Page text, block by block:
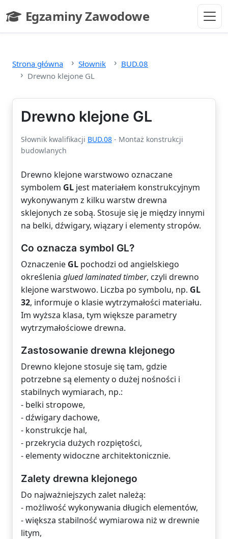
Egzaminy Zawodowe
- strona główna
Strona główna Słownik
BUD.08
Drewno klejone GL
Drewno klejone GL
Słownik kwalifikacji BUD.08 - Montaż konstrukcji
budowlanych
Drewno klejone warstwowo oznaczane
symbolem GL jest materiałem konstrukcyjnym
wykonywanym z kilku warstw drewna
sklejonych ze sobą. Stosuje się je między innymi
na belki, dźwigary, wiązary i elementy stropów.
Co oznacza symbol GL?
Oznaczenie GL pochodzi od angielskiego
określenia glued laminated timber, czyli drewno
klejone warstwowo. Liczba po symbolu, np. GL
32, informuje o klasie wytrzymałości materiału.
Im wyższa klasa, tym większe parametry
wytrzymałościowe drewna.
Zastosowanie drewna klejonego
Drewno klejone stosuje się tam, gdzie
potrzebne są elementy o dużej nośności i
stabilnych wymiarach, np.:
- belki stropowe,
- dźwigary dachowe,
- konstrukcje hal,
- przekrycia dużych rozpiętości,
- elementy widoczne architektonicznie.
Zalety drewna klejonego
Do najważniejszych zalet należą:
- możliwość wykonywania długich elementów,
- większa stabilność wymiarowa niż w drewnie
litym,